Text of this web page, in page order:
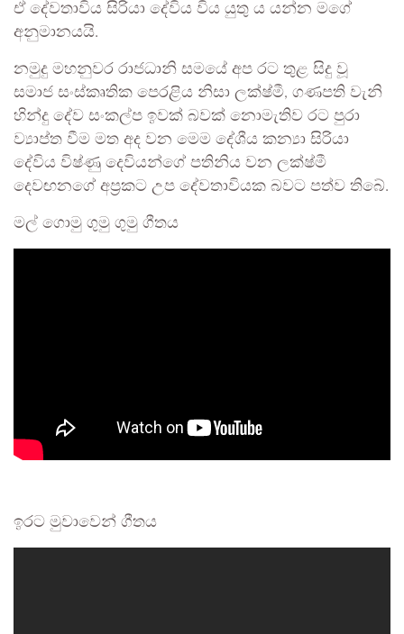
ඒ දේවතාවිය සිරියා දේවිය විය යුතු ය යන්න මගේ
අනුමානයයි.
නමුදු මහනුවර රාජධානි සමයේ අප රට තුළ සිදු වූ
සමාජ සංස්කෘතික පෙරළිය නිසා ලක්ෂ්මී, ගණපති වැනි
හින්දු දේව සංකල්ප ඉවක් බවක් නොමැතිව රට පුරා
ව්‍යාප්ත වීම මත අද වන මෙම දේශීය කන්‍යා සිරියා
දේවිය විෂ්ණු දෙවියන්ගේ පතිනිය වන ලක්ෂ්මී
දෙවඟනගේ අප්‍රකට උප දේවතාවියක බවට පත්ව තිබේ.
මල් ගොමු ගුමු ගුමු ගීතය
ඉරට මුවාවෙන් ගීතය